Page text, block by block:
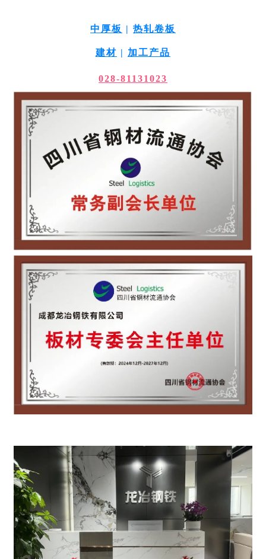
中厚板 | 热轧卷板
建材 | 加工产品
028-81131023